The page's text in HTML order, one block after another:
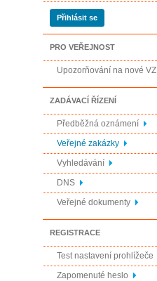
Přihlásit se
PRO VEŘEJNOST
Upozorňování na nové VZ
ZADÁVACÍ ŘÍZENÍ
Předběžná oznámení
Veřejné zakázky
Vyhledávání
DNS
Veřejné dokumenty
REGISTRACE
Test nastavení prohlížeče
Zapomenuté heslo